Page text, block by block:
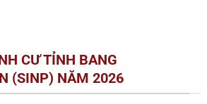
CƯ TỈNH BANG
(SINP) NĂM 2026